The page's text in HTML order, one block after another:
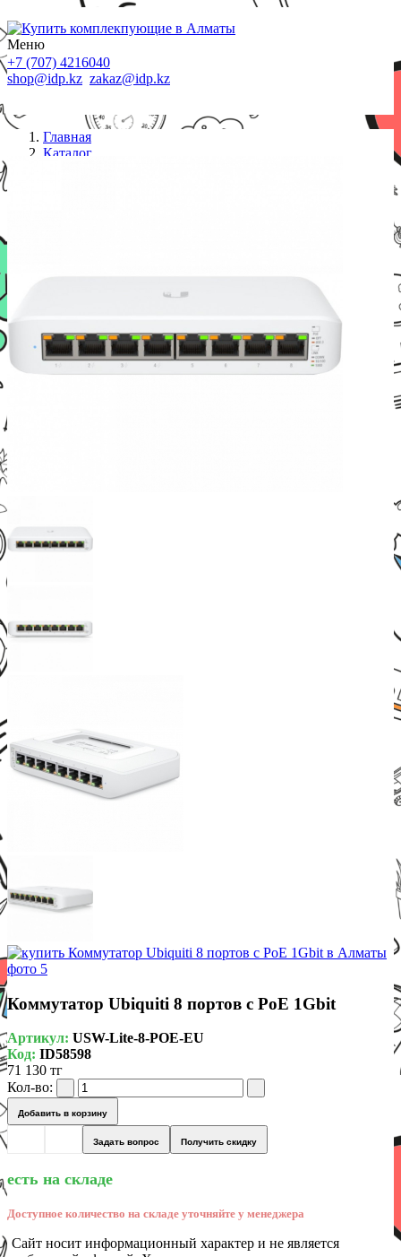
Меню
+7 (707) 4216040
shop@idp.kz zakaz@idp.kz
Главная
Каталог
Коммутатор Ubiquiti 8 портов с PoE 1Gbit
Артикул: USW-Lite-8-POE-EU
Код: ID58598
71 130 тг
Кол-во:
Добавить в корзину
Задать вопрос Получить скидку
есть на складе
Доступное количество на складе уточняйте у менеджера
Сайт носит информационный характер и не является